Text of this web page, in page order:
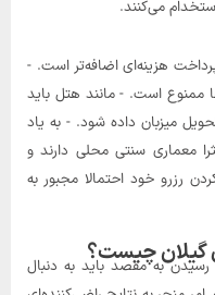
می‌کنند.
هزینه‌ای اضافه‌تر است. -
ممنوع است. - مانند هتل باید
میزبان داده شود. - به یاد
معماری سنتی محلی دارند و
رزرو خود احتمالا مجبور به
گیلان چیست؟
رسیدن به مقصد باید به دنبال